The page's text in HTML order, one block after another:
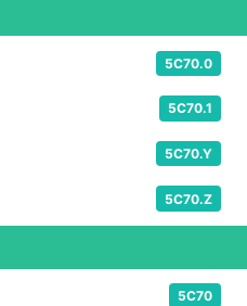
5C70.0
5C70.1
5C70.Y
5C70.Z
5C70